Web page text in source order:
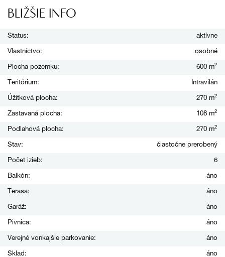
BLIŽŠIE INFO
Status: aktívne
Vlastníctvo: osobné
Plocha pozemku: 600 m2
Teritórium: Intravilán
Úžitková plocha: 270 m2
Zastavaná plocha: 108 m2
Podlahová plocha: 270 m2
Stav: čiastočne prerobený
Počet izieb: 6
Balkón: áno
Terasa: áno
Garáž: áno
Pivnica: áno
Verejné vonkajšie parkovanie: áno
Sklad: áno